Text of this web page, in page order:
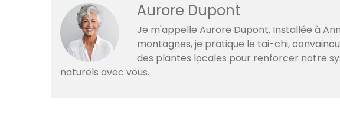
Aurore Dupont
Je m'appelle Aurore Dupont. Installée à
montagnes, je pratique le tai-chi,
des plantes locales pour renforcer notre
naturels avec vous.